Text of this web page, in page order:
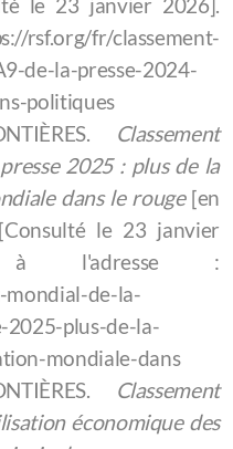
rsf.org/fr/classement-
de-la-presse-2024-
politiques
Classement
2025 : plus de la
dans le rouge[en
le 23 janvier
à l'adresse :
mondial-de-la-
2025-plus-de-la-
mondiale-dans
Classement
économique des